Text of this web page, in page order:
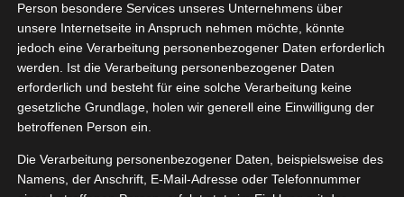
Gehe zu ...
11, 2024
Person besondere Services unseres Unternehmens über
unsere Internetseite in Anspruch nehmen möchte, könnte
jedoch eine Verarbeitung personenbezogener Daten erforderlich
werden. Ist die Verarbeitung personenbezogener Daten
erforderlich und besteht für eine solche Verarbeitung keine
gesetzliche Grundlage, holen wir generell eine Einwilligung der
betroffenen Person ein.
Die Verarbeitung personenbezogener Daten, beispielsweise des
Namens, der Anschrift, E-Mail-Adresse oder Telefonnummer